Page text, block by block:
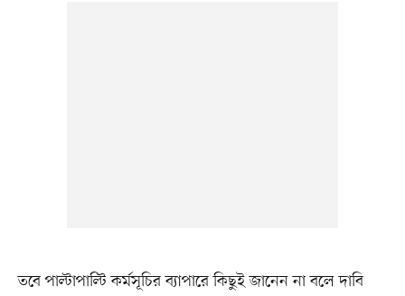
তবে পাল্টাপাল্টি কর্মসূচির ব্যাপারে কিছুই জানেন না বলে দাবি